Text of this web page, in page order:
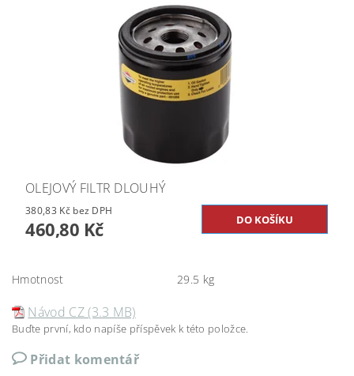
OLEJOVÝ FILTR DLOUHÝ
380,83 Kč bez DPH
460,80 Kč
Hmotnost 29.5 kg
Návod CZ (3.3 MB)
Buďte první, kdo napíše příspěvek k této položce.
Přidat komentář